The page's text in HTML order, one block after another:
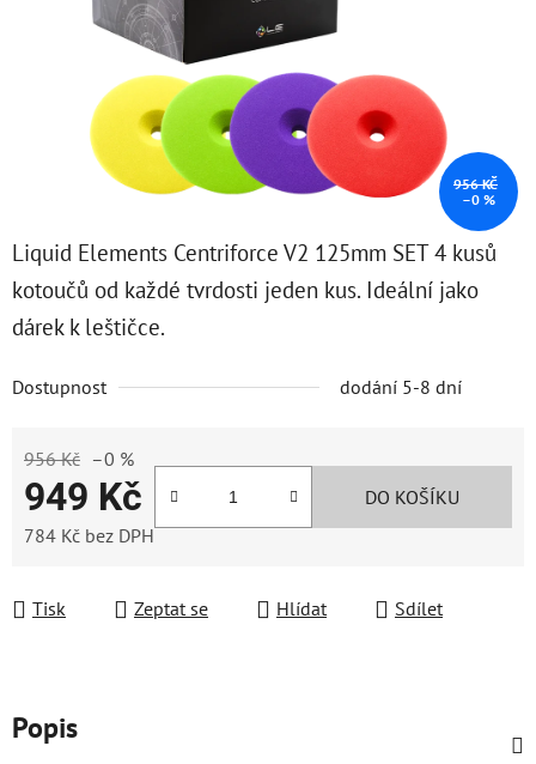
Liquid Elements Centriforce V2 125mm SET 4 kusů
kotoučů od každé tvrdosti jeden kus. Ideální jako
dárek k leštičce.
Dostupnost dodání 5-8 dní
956 Kč –0 %
949 Kč
784 Kč bez DPH
DO KOŠÍKU
Tisk Zeptat se Hlídat Sdílet
956 KČ
–0 %
Popis